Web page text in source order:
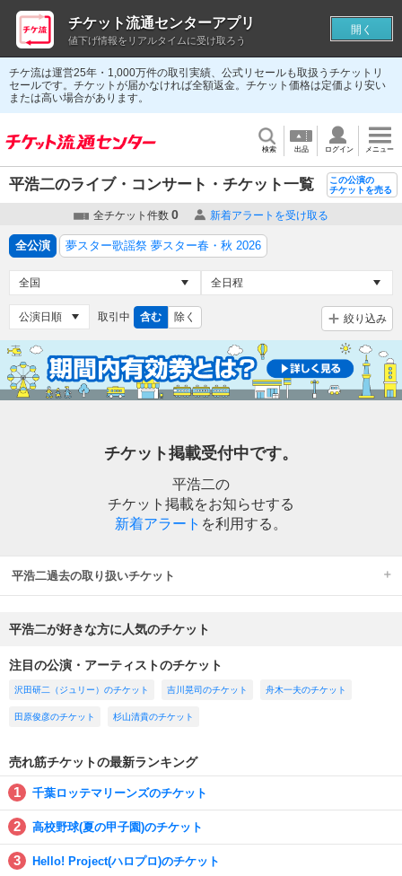
チケ流は運営25年・1,000万件の取引実績、公式リセールも取扱うチケットリ
セールです。チケットが届かなければ全額返金。チケット価格は定価より安い
または高い場合があります。
検索 出品 ログイン メニュー
平浩二のライブ・コンサート・チケット一覧
この公演の
チケットを売る
全チケット件数 0 新着アラートを受け取る
全公演 夢スター歌謡祭 夢スター春・秋 2026
取引中 含む 除く 絞り込み
チケット掲載受付中です。
平浩二の
チケット掲載をお知らせする
新着アラート を利用する。
平浩二過去の取り扱いチケット
平浩二が好きな方に人気のチケット
注目の公演・アーティストのチケット
沢田研二（ジュリー）のチケット 吉川晃司のチケット 舟木一夫のチケット
田原俊彦のチケット 杉山清貴のチケット
売れ筋チケットの最新ランキング
千葉ロッテマリーンズのチケット
高校野球(夏の甲子園)のチケット
Hello! Project(ハロプロ)のチケット
チケット流通センターアプリ
値下げ情報をリアルタイムに受け取ろう
開く